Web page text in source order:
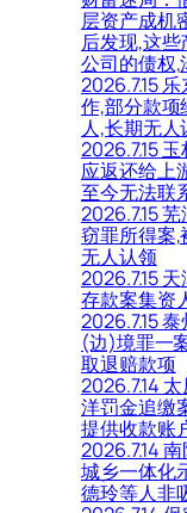
层资产成机
后发现,这
公司的债权,
2026.7.15
作,部分款项
人,长期无人
2026.7.15
应返还给上
至今无法联
2026.7.15
窃罪所得案,
无人认领
2026.7.15
存款案集资
2026.7.15
(边)境罪一
取退赔款项
2026.7.14
洋罚金追缴
提供收款账
2026.7.14
城乡一体化
德玲等人非